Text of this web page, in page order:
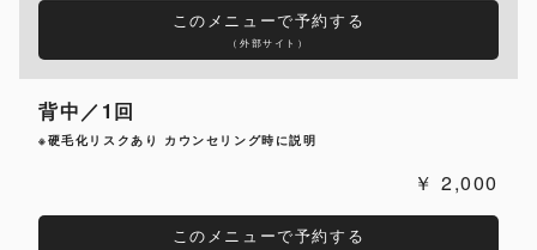
このメニューで予約する
（外部サイト）
背中／1回
※硬毛化リスクあり カウンセリング時に説明
2,000
このメニューで予約する